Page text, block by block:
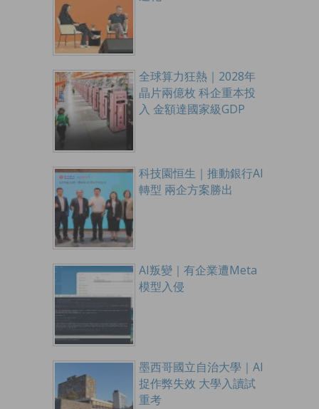
全球算力狂熱｜2028年
晶片兩億枚 科企重本投
入 金額達國家級GDP
科技園恒生｜推動銀行AI
轉型 兩企方案勝出
AI叛變｜有企業遭Meta
模型入侵
墨西哥國立自治大學｜AI
捉作弊失效 大學入讀試
重考